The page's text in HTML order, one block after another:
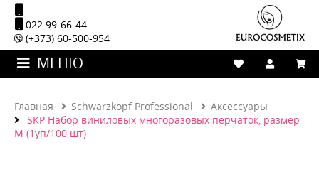
022 99-66-44
(+373) 60-500-954
МЕНЮ
Главная Schwarzkopf Professional
Аксессуары
SKP Набор виниловых многоразовых перчаток, размер
M (1уп/100 шт)